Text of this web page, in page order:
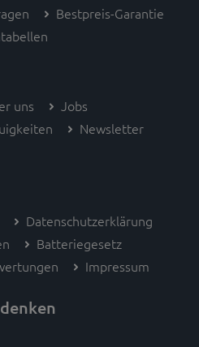
Bestpreis-Garantie
uns
Jobs
Newsletter
Datenschutzerklärung
Batteriegesetz
Impressum